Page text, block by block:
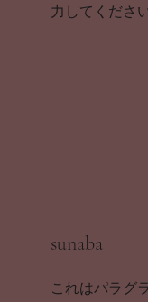
力してください
sunaba
これはパラグ